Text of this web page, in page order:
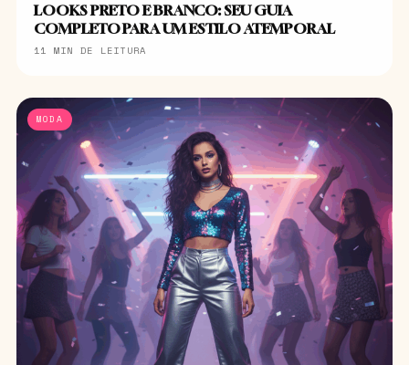
LOOKS PRETO E BRANCO: SEU GUIA
COMPLETO PARA UM ESTILO ATEMPORAL
11 MIN DE LEITURA
MODA